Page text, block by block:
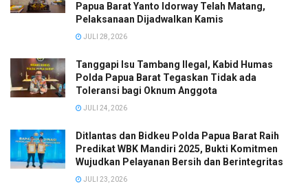
Papua Barat Yanto Idorway Telah Matang,
Pelaksanaan Dijadwalkan Kamis
JULI 28, 2026
Tanggapi Isu Tambang Ilegal, Kabid Humas
Polda Papua Barat Tegaskan Tidak ada
Toleransi bagi Oknum Anggota
JULI 24, 2026
Ditlantas dan Bidkeu Polda Papua Barat Raih
Predikat WBK Mandiri 2025, Bukti Komitmen
Wujudkan Pelayanan Bersih dan Berintegritas
JULI 23, 2026